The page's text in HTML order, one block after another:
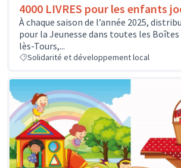
4000 LIVRES pour les enfants
À chaque saison de l’année 2025,
pour la Jeunesse dans toutes les Boîtes
lès-Tours,...
Solidarité et développement local